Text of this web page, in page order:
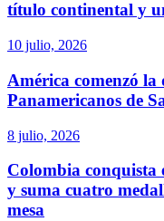
título continental y
10 julio, 2026
América comenzó
Panamericanos de
8 julio, 2026
Colombia conquista
y suma cuatro
mesa